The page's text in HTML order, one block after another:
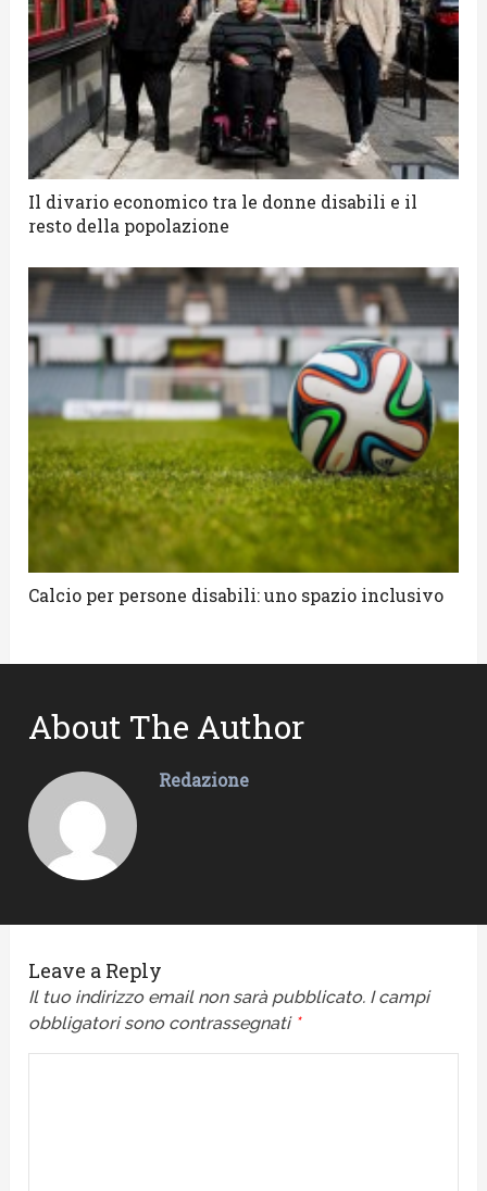
Il divario economico tra le donne disabili e il
resto della popolazione
Calcio per persone disabili: uno spazio inclusivo
About The Author
Redazione
Leave a Reply
Il tuo indirizzo email non sarà pubblicato. I campi
obbligatori sono contrassegnati *